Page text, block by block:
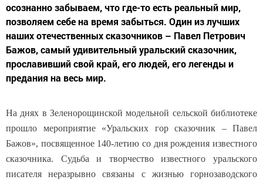
осознанно забываем, что где-то есть реальный мир,
позволяем себе на время забыться. Один из лучших
наших отечественных сказочников – Павел Петрович
Бажов, самый удивительный уральский сказочник,
прославивший свой край, его людей, его легенды и
предания на весь мир.
На днях в Зеленорощинской модельной сельской библиотеке
прошло мероприятие «Уральских гор сказочник – Павел
Бажов», посвященное 140-летию со дня рождения известного
сказочника. Судьба и творчество известного уральского
писателя неразрывно связаны с жизнью горнозаводского